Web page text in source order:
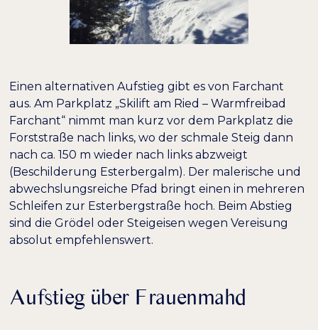
Einen alternativen Aufstieg gibt es von Farchant
aus. Am Parkplatz „Skilift am Ried – Warmfreibad
Farchant“ nimmt man kurz vor dem Parkplatz die
Forststraße nach links, wo der schmale Steig dann
nach ca. 150 m wieder nach links abzweigt
(Beschilderung Esterbergalm). Der malerische und
abwechslungsreiche Pfad bringt einen in mehreren
Schleifen zur Esterbergstraße hoch. Beim Abstieg
sind die Grödel oder Steigeisen wegen Vereisung
absolut empfehlenswert.
Aufstieg über Frauenmahd